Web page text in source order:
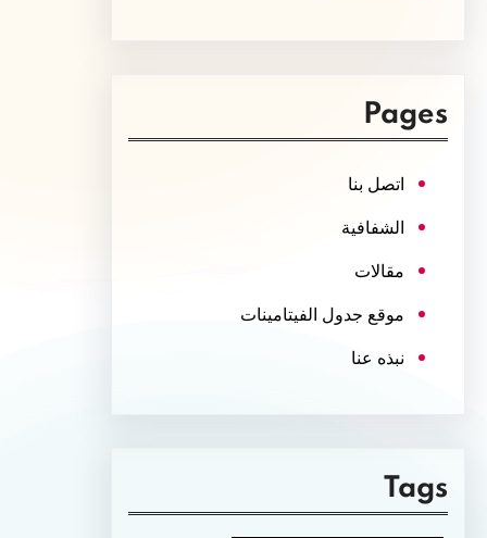
Pages
اتصل بنا
الشفافية
مقالات
موقع جدول الفيتامينات
نبذه عنا
Tags